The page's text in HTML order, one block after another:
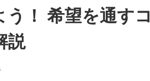
！ 希望を通すコ
説